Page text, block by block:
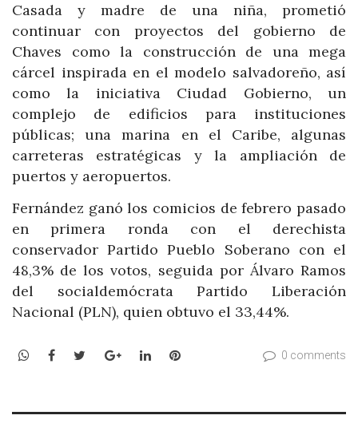
Casada y madre de una niña, prometió
continuar con proyectos del gobierno de
Chaves como la construcción de una mega
cárcel inspirada en el modelo salvadoreño, así
como la iniciativa Ciudad Gobierno, un
complejo de edificios para instituciones
públicas; una marina en el Caribe, algunas
carreteras estratégicas y la ampliación de
puertos y aeropuertos.
Fernández ganó los comicios de febrero pasado
en primera ronda con el derechista
conservador Partido Pueblo Soberano con el
48,3% de los votos, seguida por Álvaro Ramos
del socialdemócrata Partido Liberación
Nacional (PLN), quien obtuvo el 33,44%.
WhatsApp
Facebook
TwitterGoogle+LinkedInPinterest 0 comments